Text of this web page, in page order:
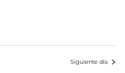
Siguiente día